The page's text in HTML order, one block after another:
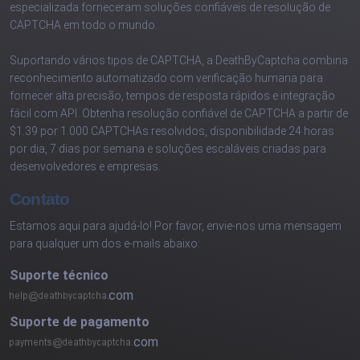
especializada forneceram soluções confiáveis de resolução de
CAPTCHA em todo o mundo.
Suportando vários tipos de CAPTCHA, a DeathByCaptcha combina
reconhecimento automatizado com verificação humana para
fornecer alta precisão, tempos de resposta rápidos e integração
fácil com API. Obtenha resolução confiável de CAPTCHA a partir de
$1.39 por 1.000 CAPTCHAs resolvidos, disponibilidade 24 horas
por dia, 7 dias por semana e soluções escaláveis criadas para
desenvolvedores e empresas.
Contato
Estamos aqui para ajudá-lo! Por favor, envie-nos uma mensagem
para qualquer um dos e-mails abaixo:
Suporte técnico
com
Suporte de pagamento
com